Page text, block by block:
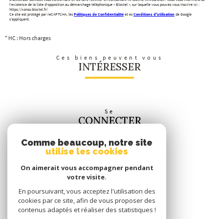
l'existence de la liste d'opposition au démarchage téléphonique « Bloctel », sur laquelle vous pouvez vous inscrire ici :
https://conso.bloctel.fr/
Ce site est protégé par reCAPTCHA, les Politiques de Confidentialité et es Conditions d'utilisation de Google
s'appliquent.
* HC : Hors charges
Ces biens peuvent vous
INTÉRESSER
Se
CONNECTER
espace propriétaire
SUIVRE
Nous
Comme beaucoup, notre site
utilise les cookies
On aimerait vous accompagner pendant
votre visite.
En poursuivant, vous acceptez l'utilisation des
cookies par ce site, afin de vous proposer des
contenus adaptés et réaliser des statistiques !